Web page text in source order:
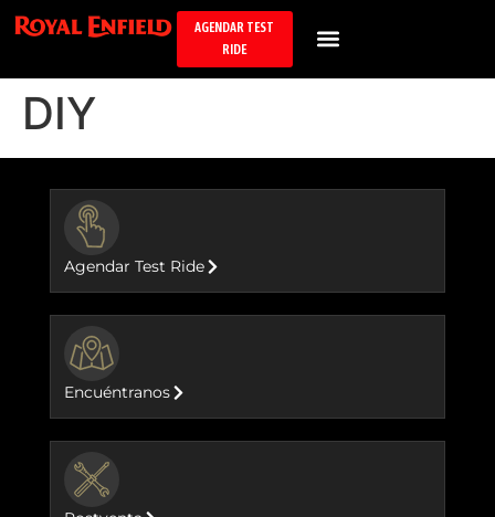
AGENDAR TEST
RIDE
DIY
Agendar Test Ride
Encuéntranos